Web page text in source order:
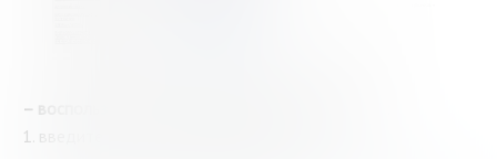
–
1. введите № читательского билета;